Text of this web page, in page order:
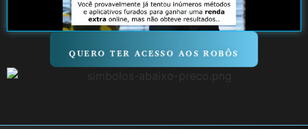
QUERO TER ACESSO AOS ROBÔS